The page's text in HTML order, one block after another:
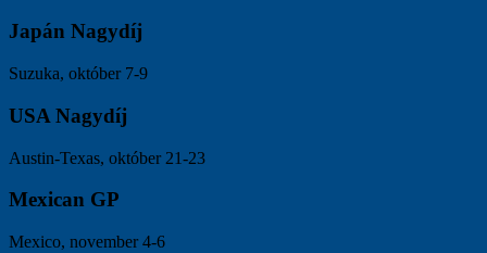
Japán Nagydíj
Suzuka, október 7-9
USA Nagydíj
Austin-Texas, október 21-23
Mexican GP
Mexico, november 4-6